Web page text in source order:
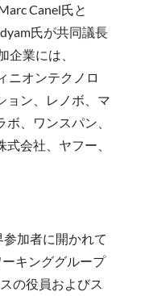
Canel氏と
氏が共同議長
企業には、
ニオンテクノロ
ョン、レノボ、マ
、ワンスパン、
会社、ヤフー、
加者に開かれて
キンググループ
の役員およびス